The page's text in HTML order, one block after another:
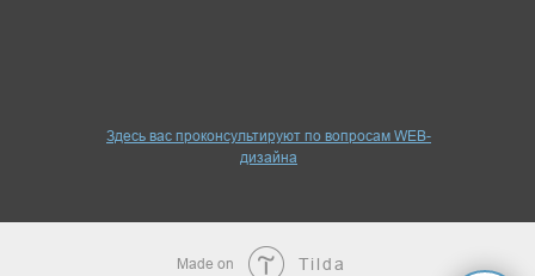
Здесь вас проконсультируют по вопросам WEB-
дизайна
Made on Tilda